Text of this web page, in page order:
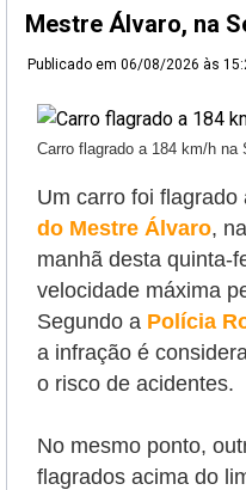
Mestre Álvaro, na
Publicado em 06/08/2026 às
Carro flagrado a 184 km/h na
Um carro foi flagrado
do Mestre Álvaro, na
manhã desta quinta-
velocidade máxima
Segundo a Polícia
a infração é
o risco de acidentes.
No mesmo ponto,
flagrados acima do